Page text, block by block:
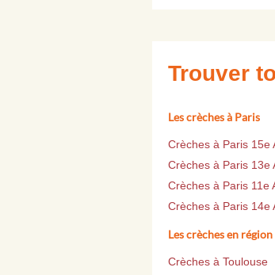
Trouver
Les crèches à Paris
Crèches à Paris 15e
Crèches à Paris 13e
Crèches à Paris 11e
Crèches à Paris 14e
Les crèches en région
Crèches à Toulouse